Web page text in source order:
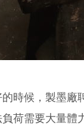
時候，製墨廠
荷需要大量體